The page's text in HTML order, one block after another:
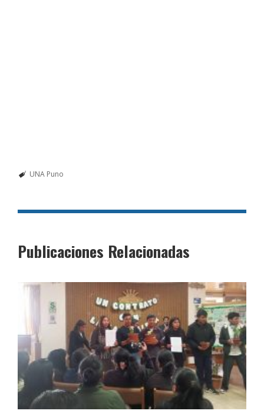
UNA Puno
Publicaciones Relacionadas